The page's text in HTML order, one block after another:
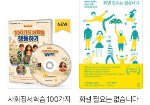
사회정서학습 100가지
화낼 필요는 없습니다